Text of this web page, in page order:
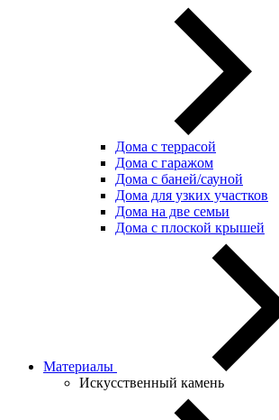
Дома с террасой
Дома с гаражом
Дома с баней/сауной
Дома для узких участков
Дома на две семьи
Дома с плоской крышей
Материалы
Искусственный камень